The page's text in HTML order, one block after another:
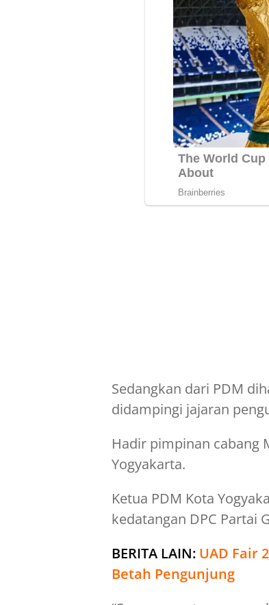
Sedangkan dari PDM
didampingi jajaran
Hadir pimpinan cabang
Yogyakarta.
Ketua PDM Kota
kedatangan DPC Partai
BERITA LAIN: UAD Fair
Betah Pengunjung